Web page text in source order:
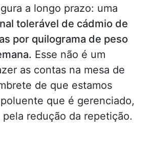
a longo prazo: uma
tolerável de cádmio de
por quilograma de peso
Esse não é um
as contas na mesa de
de que estamos
que é gerenciado,
redução da repetição.